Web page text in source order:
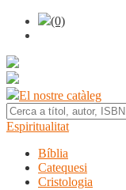
(0)
El nostre catàleg
Espiritualitat
Bíblia
Catequesi
Cristologia